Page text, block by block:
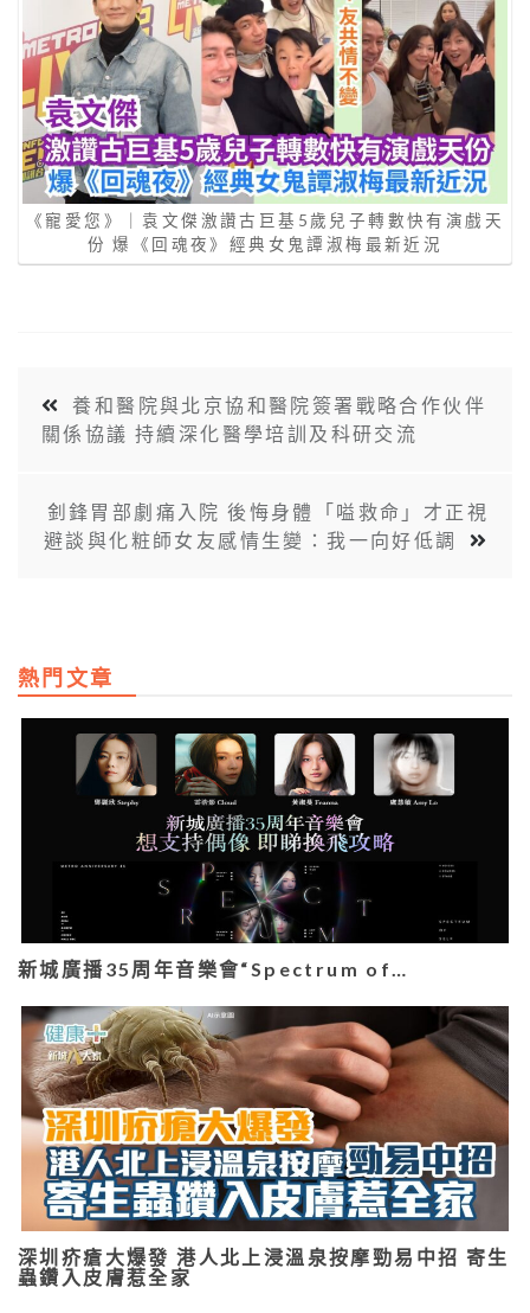
《寵愛您》｜袁文傑激讚古巨基5歲兒子轉數快有演戲天
份 爆《回魂夜》經典女鬼譚淑梅最新近況
養和醫院與北京協和醫院簽署戰略合作伙伴
關係協議 持續深化醫學培訓及科研交流
釗鋒胃部劇痛入院 後悔身體「嗌救命」才正視
避談與化粧師女友感情生變：我一向好低調
熱門文章
新城廣播35周年音樂會“Spectrum of…
深圳疥瘡大爆發 港人北上浸溫泉按摩勁易中招 寄生
蟲鑽入皮膚惹全家